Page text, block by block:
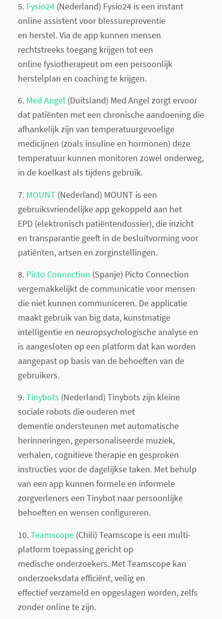
5. Fysio24​(Nederland) Fysio24 is een instant
online assistent voor blessurepreventie
en herstel. Via de app kunnen mensen
rechtstreeks toegang krijgen tot een
online fysiotherapeut om een persoonlijk
herstelplan en coaching te krijgen.
6. Med Angel​ (Duitsland) Med Angel zorgt ervoor
dat patiënten met een chronische aandoening die
afhankelijk zijn van temperatuur­gevoelige
medicijnen (zoals insuline en hormonen) deze
temperatuur kunnen monitoren zowel onderweg,
in de koelkast als tijdens gebruik.
7. MOUNT​(Nederland) MOUNT is een
gebruiksvriendelijke app gekoppeld aan het
EPD (elektronisch patiëntendossier), die inzicht
en transparantie geeft in de besluitvorming voor
patiënten, artsen en zorginstellingen.
8. Picto Connection ​(Spanje) Picto Connection
vergemakkelijkt de communicatie voor mensen
die niet kunnen communiceren. De applicatie
maakt gebruik van big data, kunstmatige
intelligentie en neuropsychologische analyse en
is aangesloten op een platform dat kan worden
aangepast op basis van de behoeften van de
gebruikers.
9.Tinybots​ (Nederland) Tinybots zijn kleine
sociale robots die ouderen met
dementie ondersteunen met automatische
herinneringen, gepersonaliseerde muziek,
verhalen, cognitieve therapie en gesproken
instructies voor de dagelijkse taken. Met behulp
van een app kunnen formele en informele
zorgverleners een Tinybot naar persoonlijke
behoeften en wensen configureren.
10.Teamscope​​(Chili) Teamscope is een multi­
platform toepassing gericht op
medische onderzoekers. Met Teamscope kan
onderzoeksdata efficiënt, veilig en
effectief verzameld en opgeslagen worden, zelfs
zonder online te zijn.